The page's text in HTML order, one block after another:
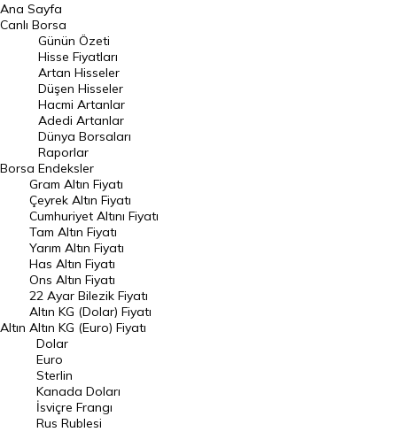
BIST 100 Hisseleri
En Çok Artan Hisseler
En Çok Düşen Hisseler
Hacmi Artanlar
Geçmiş Kapanışlar
Dünya Borsaları
Raporlar
Endeksler
DÖVİZ
Döviz Kuru
Dolar Kuru
Euro Kuru
Pound Kuru
Frank Kuru
Riyal Kuru
Ana Sayfa
Canlı Borsa
Borsa
Günün Özeti
Hisse Fiyatları
Artan Hisseler
Düşen Hisseler
Hacmi Artanlar
Adedi Artanlar
Dünya Borsaları
Raporlar
Endeksler
Altın
Gram Altın Fiyatı
Çeyrek Altın Fiyatı
Cumhuriyet Altını Fiyatı
Tam Altın Fiyatı
Yarım Altın Fiyatı
Has Altın Fiyatı
Ons Altın Fiyatı
22 Ayar Bilezik Fiyatı
Altın KG (Dolar) Fiyatı
Altın KG (Euro) Fiyatı
Dolar
Euro
Sterlin
Kanada Doları
İsviçre Frangı
Rus Rublesi